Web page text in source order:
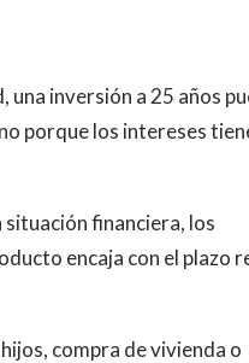
una inversión a 25 años
porque los intereses
financiera, los
encaja con el plazo
compra de vivienda o